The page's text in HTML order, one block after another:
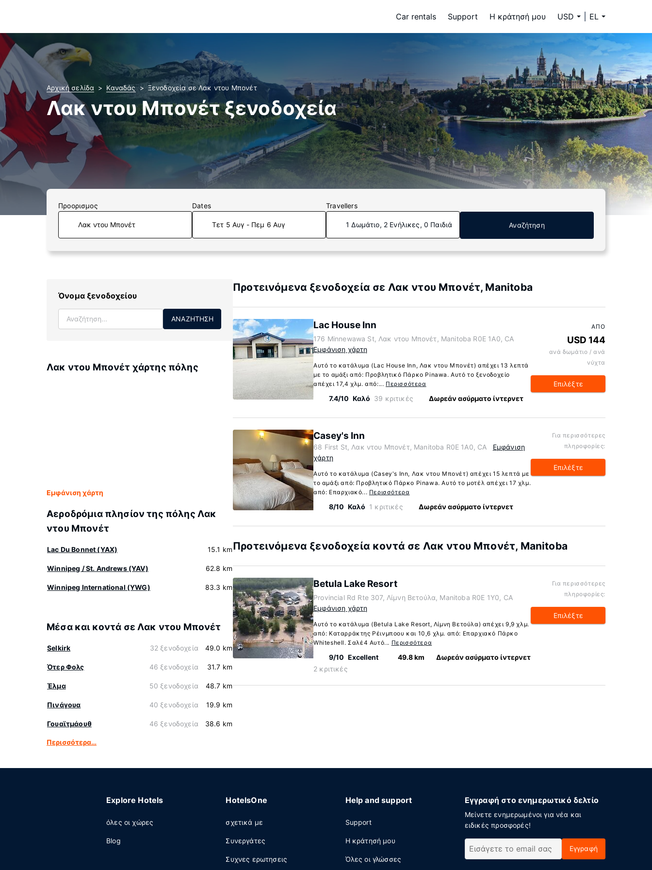
Car rentals Support Η κράτησή μου USD EL
Αρχική σελίδα Καναδάς Ξενοδοχεία σε Λακ ντου Μπονέτ
Λακ ντου Μπονέτ ξενοδοχεία
Προορισμος Dates
Τετ 5 Αυγ - Πεμ 6 Αυγ
Travellers
1 Δωμάτιο, 2 Ενήλικες, 0 Παιδιά Αναζήτηση
Όνομα ξενοδοχείου
ΑΝΑΖΉΤΗΣΗ
Λακ ντου Μπονέτ χάρτης πόλης
Εμφάνιση χάρτη
Αεροδρόμια πλησίον της πόλης Λακ
ντου Μπονέτ
Lac Du Bonnet (YAX) 15.1 km
Winnipeg / St. Andrews (YAV) 62.8 km
Winnipeg International (YWG) 83.3 km
Μέσα και κοντά σε Λακ ντου Μπονέτ
Selkirk 32 ξενοδοχεία 49.0 km
Ότερ Φολς 46 ξενοδοχεία 31.7 km
Έλμα 50 ξενοδοχεία 48.7 km
Πινάγουα 40 ξενοδοχεία 19.9 km
Γουαϊτμάουθ 46 ξενοδοχεία 38.6 km
Περισσότερα…
Προτεινόμενα ξενοδοχεία σε Λακ ντου Μπονέτ, Manitoba
Lac House Inn
176 Minnewawa St, Λακ ντου Μπονέτ, Manitoba R0E 1A0, CA
Εμφάνιση χάρτη
Αυτό το κατάλυμα (Lac House Inn, Λακ ντου Μπονέτ) απέχει 13 λεπτά
με το αμάξι από: Προβλητικό Πάρκο Pinawa. Αυτό το ξενοδοχείο
απέχει 17,4 χλμ. από:... Περισσότερα
7.4/10 Καλό 39 κριτικές Δωρεάν ασύρματο ίντερνετ
ΑΠΌ
USD 144
ανά δωμάτιο / ανά
νύχτα
Επιλέξτε
Casey's Inn
68 First St, Λακ ντου Μπονέτ, Manitoba R0E 1A0, CA
Εμφάνιση
χάρτη
Αυτό το κατάλυμα (Casey's Inn, Λακ ντου Μπονέτ) απέχει 15 λεπτά με
το αμάξι από: Προβλητικό Πάρκο Pinawa. Αυτό το μοτέλ απέχει 17 χλμ.
από: Επαρχιακό... Περισσότερα
8/10 Καλό 1 κριτικές Δωρεάν ασύρματο ίντερνετ
Για περισσότερες
πληροφορίες:
Επιλέξτε
Προτεινόμενα ξενοδοχεία κοντά σε Λακ ντου Μπονέτ, Manitoba
Betula Lake Resort
Provincial Rd Rte 307, Λίμνη Βετούλα, Manitoba R0E 1Y0, CA
Εμφάνιση χάρτη
Αυτό το κατάλυμα (Betula Lake Resort, Λίμνη Βετούλα) απέχει 9,9 χλμ.
από: Καταρράκτης Ρέινμποου και 10,6 χλμ. από: Επαρχιακό Πάρκο
Whiteshell. Σαλέ4 Αυτό... Περισσότερα
9/10 Excellent
2 κριτικές
49.8 km Δωρεάν ασύρματο ίντερνετ
Για περισσότερες
πληροφορίες:
Επιλέξτε
Explore Hotels
όλες οι χώρες
Blog
HotelsOne
σχετικά με
Συνεργάτες
Συχνες ερωτησεις
Help and support
Support
Η κράτησή μου
Όλες οι γλώσσες
Εγγραφή στο ενημερωτικό δελτίο
Μείνετε ενημερωμένοι για νέα και
ειδικές προσφορές!
Εγγραφή